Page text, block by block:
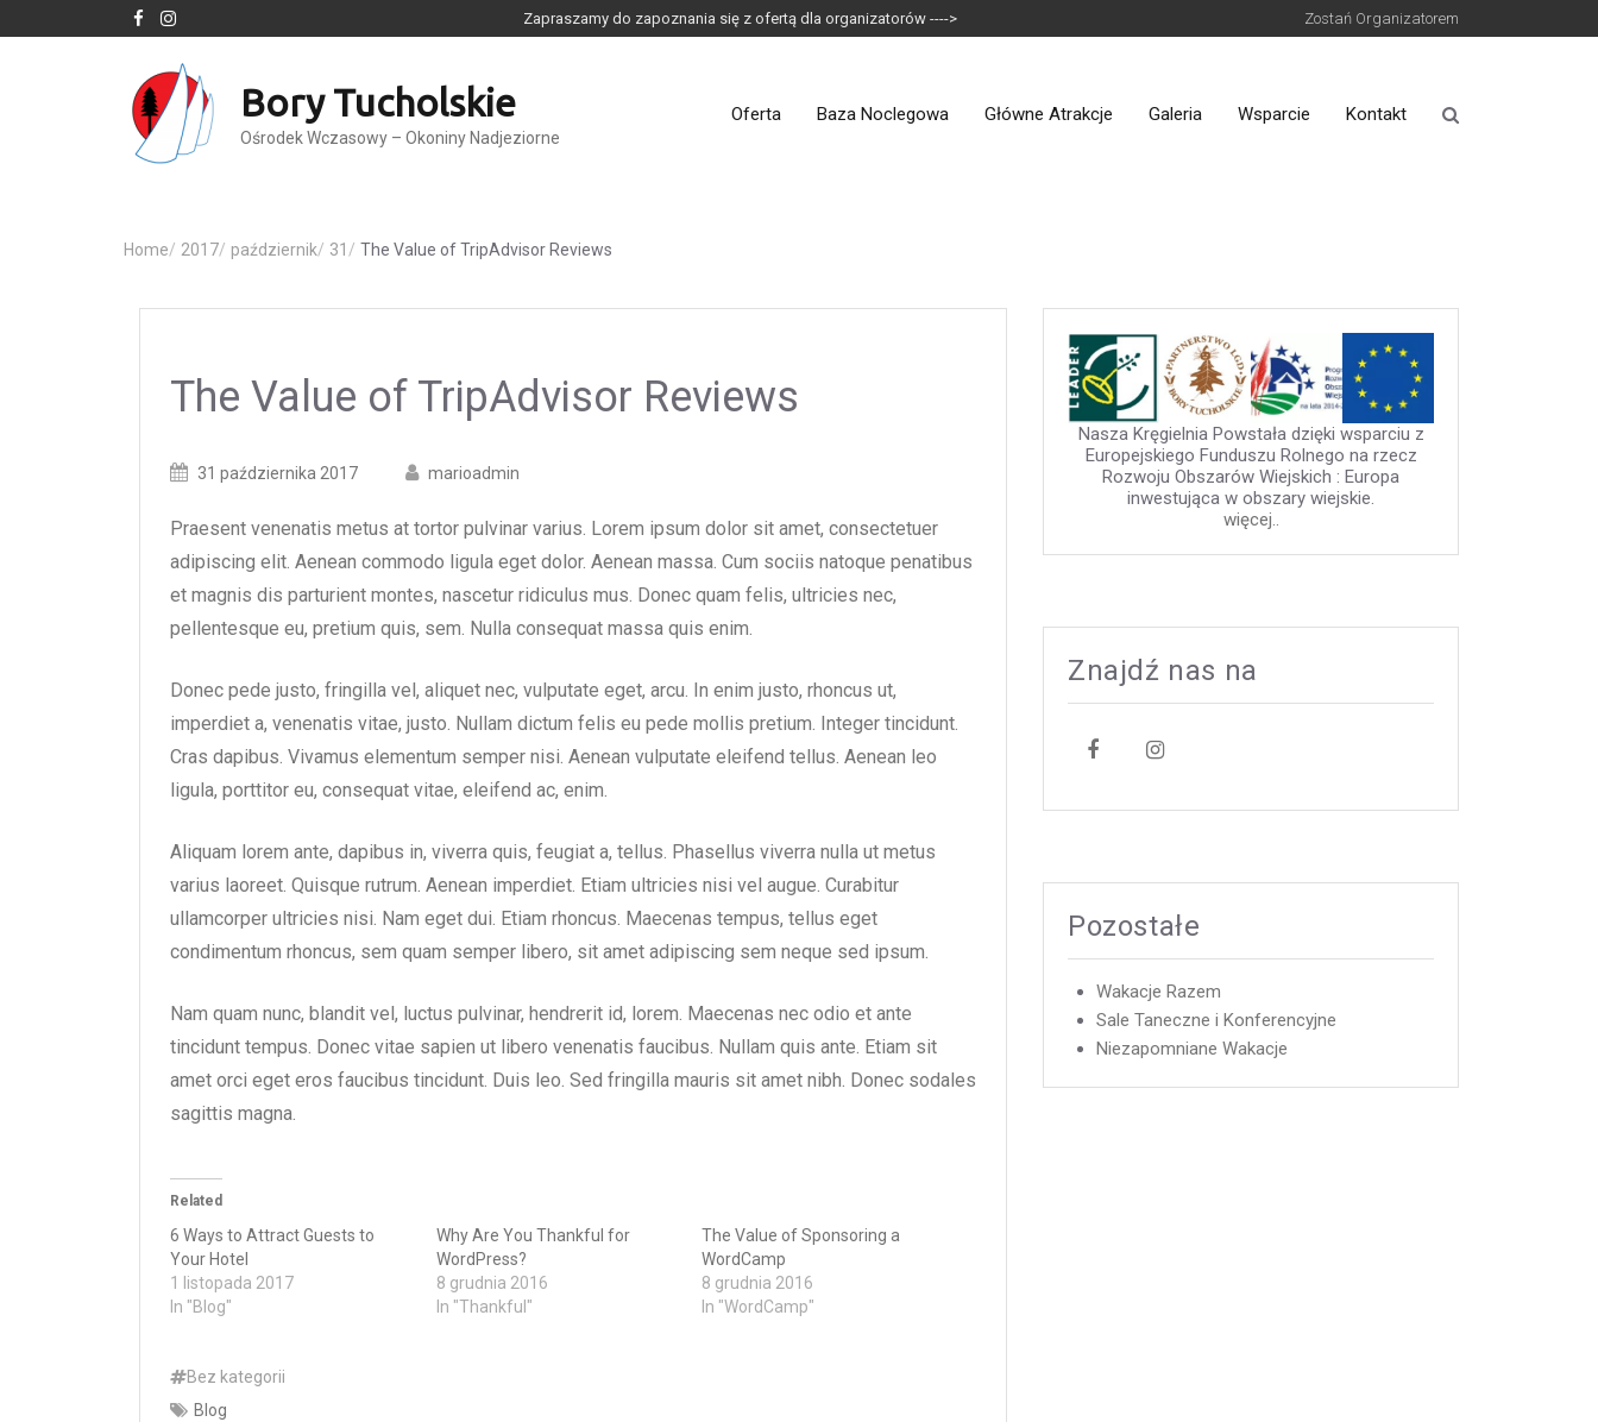
Zapraszamy do zapoznania się z ofertą dla organizatorów ----> Zostań Organizatorem
Bory Tucholskie
Ośrodek Wczasowy – Okoniny Nadjeziorne
Oferta Baza Noclegowa Główne Atrakcje Galeria Wsparcie Kontakt
Home/ 2017/ październik/ 31 / The Value of TripAdvisor Reviews
The Value of TripAdvisor Reviews
Posted31 października 2017
Posted
marioadmin
Praesent venenatis metus at tortor pulvinar varius. Lorem ipsum dolor sit amet, consectetuer
adipiscing elit. Aenean commodo ligula eget dolor. Aenean massa. Cum sociis natoque penatibus
et magnis dis parturient montes, nascetur ridiculus mus. Donec quam felis, ultricies nec,
pellentesque eu, pretium quis, sem. Nulla consequat massa quis enim.
Donec pede justo, fringilla vel, aliquet nec, vulputate eget, arcu. In enim justo, rhoncus ut,
imperdiet a, venenatis vitae, justo. Nullam dictum felis eu pede mollis pretium. Integer tincidunt.
Cras dapibus. Vivamus elementum semper nisi. Aenean vulputate eleifend tellus. Aenean leo
ligula, porttitor eu, consequat vitae, eleifend ac, enim.
Aliquam lorem ante, dapibus in, viverra quis, feugiat a, tellus. Phasellus viverra nulla ut metus
varius laoreet. Quisque rutrum. Aenean imperdiet. Etiam ultricies nisi vel augue. Curabitur
ullamcorper ultricies nisi. Nam eget dui. Etiam rhoncus. Maecenas tempus, tellus eget
condimentum rhoncus, sem quam semper libero, sit amet adipiscing sem neque sed ipsum.
Nam quam nunc, blandit vel, luctus pulvinar, hendrerit id, lorem. Maecenas nec odio et ante
tincidunt tempus. Donec vitae sapien ut libero venenatis faucibus. Nullam quis ante. Etiam sit
amet orci eget eros faucibus tincidunt. Duis leo. Sed fringilla mauris sit amet nibh. Donec sodales
sagittis magna.
Related
6 Ways to Attract Guests to
Your Hotel
1 listopada 2017
In "Blog"
Why Are You Thankful for
WordPress?
8 grudnia 2016
In "Thankful"
The Value of Sponsoring a
WordCamp
8 grudnia 2016
In "WordCamp"
Bez kategorii
Blog
Nasza Kręgielnia Powstała dzięki wsparciu z
Europejskiego Funduszu Rolnego na rzecz
Rozwoju Obszarów Wiejskich : Europa
inwestująca w obszary wiejskie.
więcej..
Znajdź nas na
Pozostałe
Wakacje Razem
Sale Taneczne i Konferencyjne
Niezapomniane Wakacje